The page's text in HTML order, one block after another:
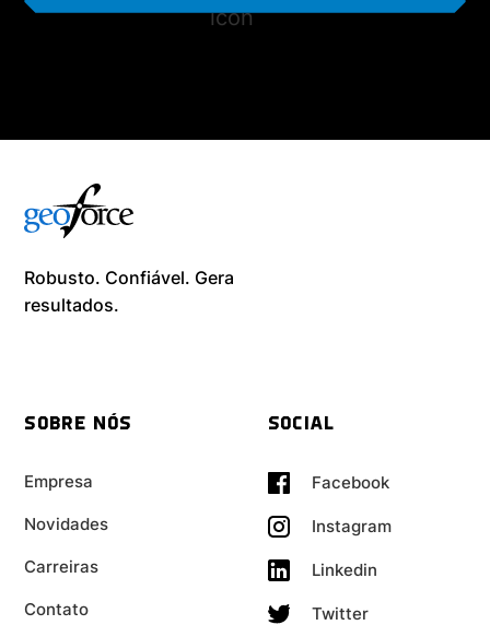
Robusto. Confiável. Gera
resultados. ​
SOBRE NÓS
Empresa
Novidades
Carreiras
Contato
SOCIAL
Facebook
Instagram
Linkedin
Twitter